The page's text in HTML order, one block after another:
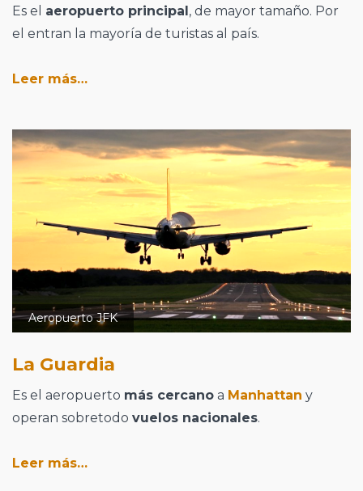
Es el aeropuerto principal, de mayor tamaño. Por
el entran la mayoría de turistas al país.
Leer más…
Aeropuerto JFK
La Guardia
Es el aeropuerto más cercano a Manhattan y
operan sobretodo vuelos nacionales.
Leer más…